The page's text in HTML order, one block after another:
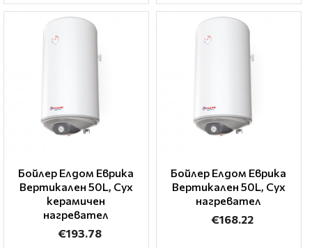
Бойлер Елдом Еврика
Вертикален 50L, Сух
керамичен
нагревател
€193.78
Бойлер Елдом Еврика
Вертикален 50L, Сух
нагревател
€168.22